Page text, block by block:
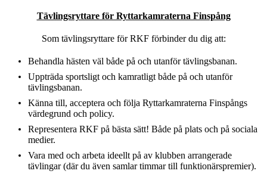
Tävlingsryttare för Ryttarkamraterna Finspång
Som tävlingsryttare för RKF förbinder du dig att:
Behandla hästen väl både på och utanför tävlingsbanan.
Uppträda sportsligt och kamratligt både på och utanför
tävlingsbanan.
Känna till, acceptera och följa Ryttarkamraterna Finspångs
värdegrund och policy.
Representera RKF på bästa sätt! Både på plats och på sociala
medier.
Vara med och arbeta ideellt på av klubben arrangerade
tävlingar (där du även samlar timmar till funktionärspremier).